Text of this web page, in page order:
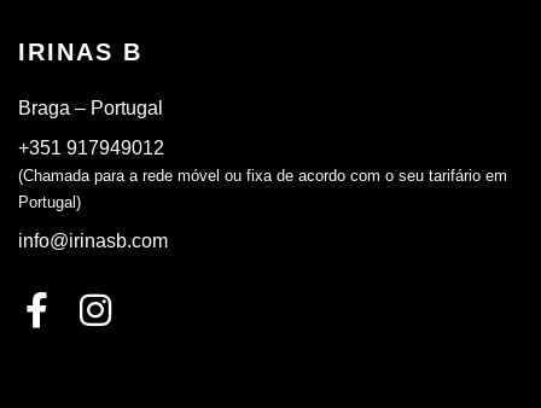
IRINAS B
Braga – Portugal
+351 917949012
(Chamada para a rede móvel ou fixa de acordo com o seu tarifário em
Portugal)
info@irinasb.com